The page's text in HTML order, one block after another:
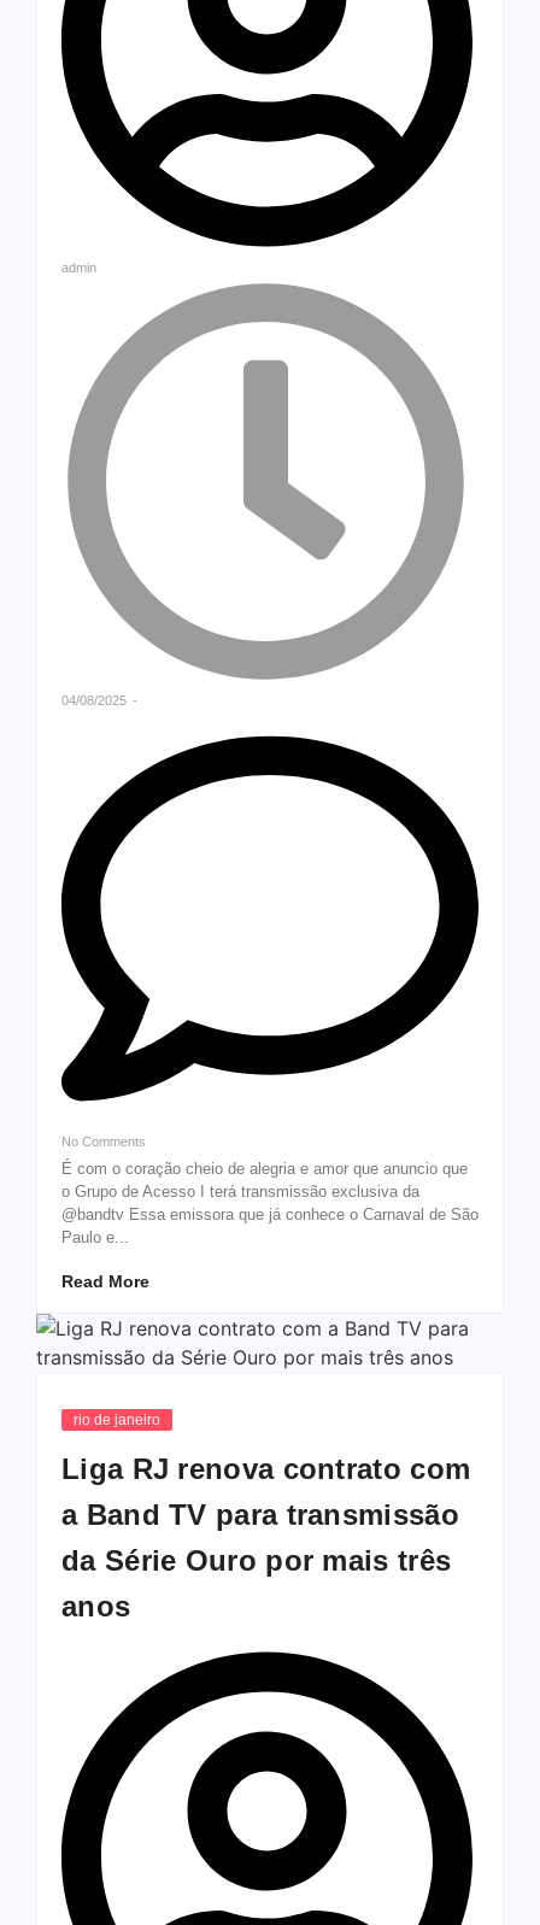
admin
04/08/2025 -
No Comments
É com o coração cheio de alegria e amor que anuncio que
o Grupo de Acesso I terá transmissão exclusiva da
@bandtv Essa emissora que já conhece o Carnaval de São
Paulo e...
Read More
rio de janeiro
Liga RJ renova contrato com
a Band TV para transmissão
da Série Ouro por mais três
anos